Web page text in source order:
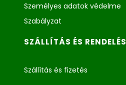
Személyes adatok védelme
Szabályzat
SZÁLLÍTÁS ÉS RENDELÉS
Szállítás és fizetés